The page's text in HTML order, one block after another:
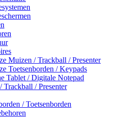
Muizen / Trackball / Presenter
Toetsenborden / Keypads
Tablet / Digitale Notepad
Trackball / Presenter
/ Toetsenborden